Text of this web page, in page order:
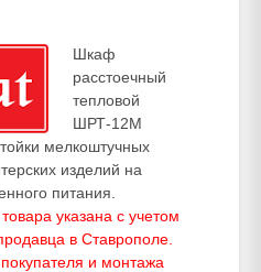
Шкаф
расстоечный
тепловой
ШРТ-12М
мелкоштучных
изделий на
питания.
указана с учетом
в Ставрополе.
и монтажа